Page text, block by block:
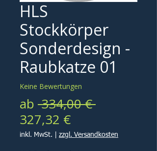
HLS
Stockkörper
Sonderdesign -
Raubkatze 01
Keine Bewertungen
ab 334,00 €
327,32 €Sale-
Preis
inkl. MwSt. zzgl. Versandkosten